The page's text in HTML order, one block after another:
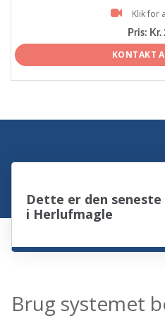
Klik for
Pris: Kr.
KONTAKT
Dette er den seneste
i Herlufmagle
Brug systemet